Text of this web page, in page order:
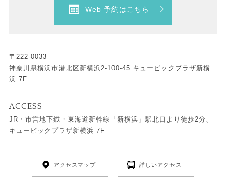
Web 予約はこちら
〒222-0033
神奈川県横浜市港北区新横浜2-100-45 キュービックプラザ新横
浜 7F
ACCESS
JR・市営地下鉄・東海道新幹線「新横浜」駅北口より徒歩2分、
キュービックプラザ新横浜 7F
アクセスマップ 詳しいアクセス